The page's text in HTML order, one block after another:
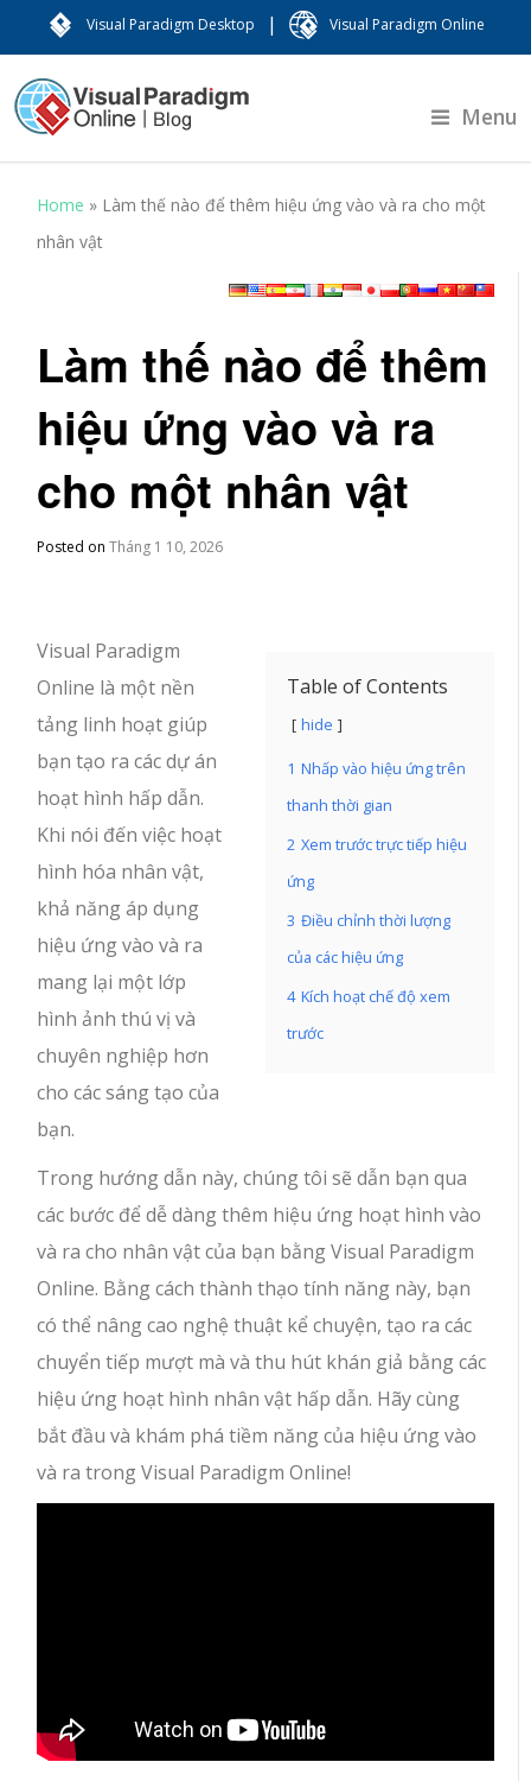
Visual Paradigm Desktop | Visual Paradigm Online
Menu
Home » Làm thế nào để thêm hiệu ứng vào và ra cho một
nhân vật
Làm thế nào để thêm
hiệu ứng vào và ra
cho một nhân vật
Posted onTháng 1 10, 2026
Table of Contents
hide
1 Nhấp vào hiệu ứng trên
thanh thời gian
2 Xem trước trực tiếp hiệu
ứng
3 Điều chỉnh thời lượng
của các hiệu ứng
4 Kích hoạt chế độ xem
trước
Visual Paradigm
Online là một nền
tảng linh hoạt giúp
bạn tạo ra các dự án
hoạt hình hấp dẫn.
Khi nói đến việc hoạt
hình hóa nhân vật,
khả năng áp dụng
hiệu ứng vào và ra
mang lại một lớp
hình ảnh thú vị và
chuyên nghiệp hơn
cho các sáng tạo của
bạn.
Trong hướng dẫn này, chúng tôi sẽ dẫn bạn qua
các bước để dễ dàng thêm hiệu ứng hoạt hình vào
và ra cho nhân vật của bạn bằng Visual Paradigm
Online. Bằng cách thành thạo tính năng này, bạn
có thể nâng cao nghệ thuật kể chuyện, tạo ra các
chuyển tiếp mượt mà và thu hút khán giả bằng các
hiệu ứng hoạt hình nhân vật hấp dẫn. Hãy cùng
bắt đầu và khám phá tiềm năng của hiệu ứng vào
và ra trong Visual Paradigm Online!